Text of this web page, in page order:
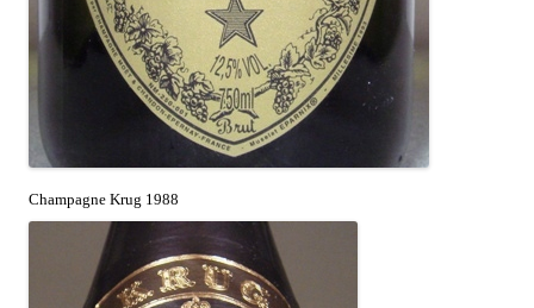
Champagne Krug 1988